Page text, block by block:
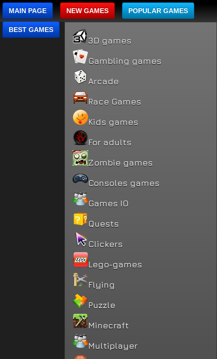
MAIN PAGE NEW GAMES POPULAR GAMES
BEST GAMES
3D games
Gambling games
Arcade
Race Games
Kids games
For adults
Zombie games
Consoles games
Games IO
Quests
Clickers
Lego-games
Flying
Puzzle
Minecraft
Multiplayer